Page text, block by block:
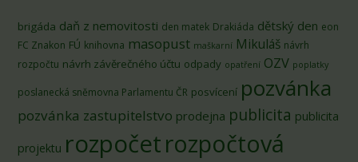
brigáda daň z nemovitosti den matek Drakiáda dětský den eon
FC Znakon FÚ knihovna masopust maškarní Mikuláš návrh
rozpočtu návrh závěrečného účtu odpady opatření OZV poplatky
poslanecká sněmovna Parlamentu ČR posvícení pozvánka
pozvánka zastupitelstvo prodejna publicita publicita
projektu rozpočetrozpočtová